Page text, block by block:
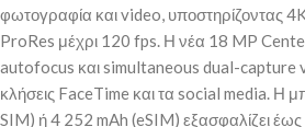
φωτογραφία και video, υποστηρίζοντας
ProRes μέχρι 120 fps. Η νέα 18 MP
autofocus και simultaneous dual-capture
κλήσεις FaceTime και τα social media. Η
SIM) ή 4 252 mAh (eSIM) εξασφαλίζει